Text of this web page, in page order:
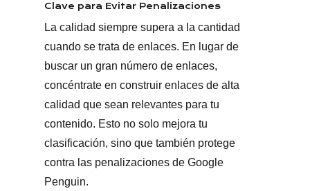
Clave para Evitar Penalizaciones
La calidad siempre supera a la cantidad
cuando se trata de enlaces. En lugar de
buscar un gran número de enlaces,
concéntrate en construir enlaces de alta
calidad que sean relevantes para tu
contenido. Esto no solo mejora tu
clasificación, sino que también protege
contra las penalizaciones de Google
Penguin.